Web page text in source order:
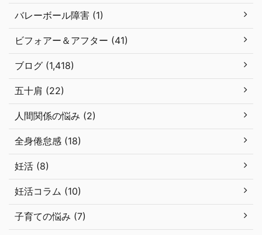
バレーボール障害 (1)
ビフォアー＆アフター (41)
ブログ (1,418)
五十肩 (22)
人間関係の悩み (2)
全身倦怠感 (18)
妊活 (8)
妊活コラム (10)
子育ての悩み (7)